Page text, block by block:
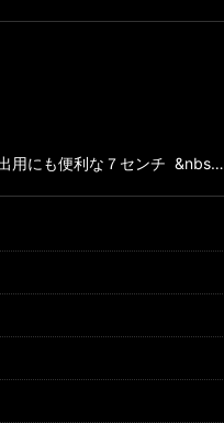
用にも便利な７センチ &nbs…